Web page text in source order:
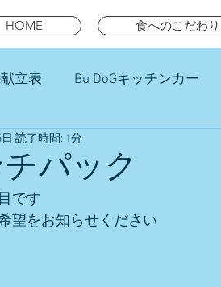
HOME 食へのこだわり
立表 Bu DoGキッチンカー
ッズランチ
パック
読了時間: 1分
です
望をお知らせください